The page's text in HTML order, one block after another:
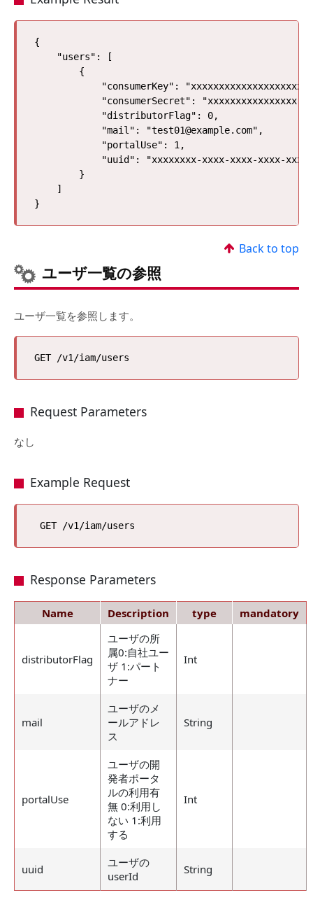
{
    "users": [
        {
"consumerKey":
            "consumerSecret": "xxxxxxxxxxxxxxxx",
            "distributorFlag": 0,
            "mail": "test01@example.com",
            "portalUse": 1,
"uuid": "xxxxxxxx-xxxx-xxxx-xxxx-
        }
    ]
Back to top
ユーザ一覧の参照
ユーザ一覧を参照します。
Request Parameters
なし
Example Request
Response Parameters
Name Description type mandatory
distributorFlag
ユーザの所
属0:自社ユー
ザ 1:パート
ナー
Int
mail
ユーザのメ
ールアドレ
ス
String
portalUse
ユーザの開
発者ポータ
ルの利用有
無 0:利用し
ない 1:利用
する
Int
uuid
ユーザの
userId
String